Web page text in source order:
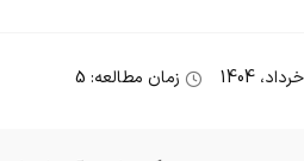
زمان مطالعه: 5